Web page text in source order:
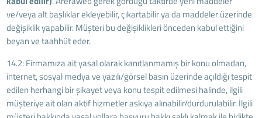
ve/veya alt başlıklar ekleyebilir, çıkartabilir ya da maddeler üzerinde
değişiklik yapabilir. Müşteri bu değişiklikleri önceden kabul ettiğini
beyan ve taahhüt eder.
14.2: Firmamıza ait yasal olarak kanıtlanmamış bir konu olmadan,
internet, sosyal medya ve yazılı/görsel basın üzerinde açıldığı tespit
edilen herhangi bir şikayet veya konu tespit edilmesi halinde, ilgili
müşteriye ait olan aktif hizmetler askıya alınabilir/durdurulabilir. İlgili